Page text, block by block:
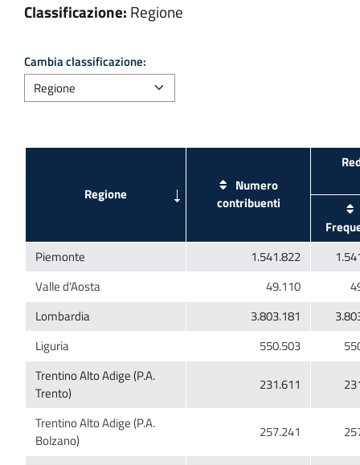
Classificazione: Regione
Cambia classificazione:
Numero
Trentino Alto Adige (P.A.
Trentino Alto Adige (P.A.